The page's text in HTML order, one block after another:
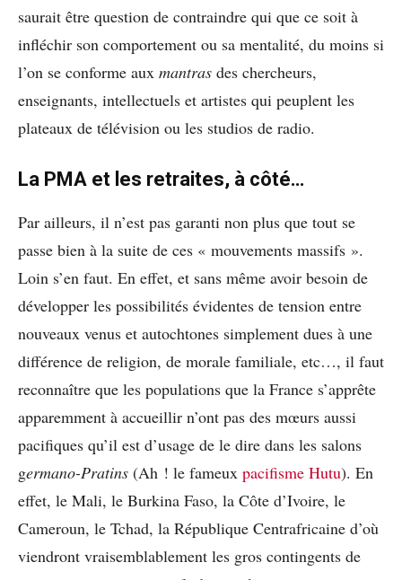
saurait être question de contraindre qui que ce soit à
infléchir son comportement ou sa mentalité, du moins si
l’on se conforme aux mantras des chercheurs,
enseignants, intellectuels et artistes qui peuplent les
plateaux de télévision ou les studios de radio.
La PMA et les retraites, à côté…
Par ailleurs, il n’est pas garanti non plus que tout se
passe bien à la suite de ces « mouvements massifs ».
Loin s’en faut. En effet, et sans même avoir besoin de
développer les possibilités évidentes de tension entre
nouveaux venus et autochtones simplement dues à une
différence de religion, de morale familiale, etc…, il faut
reconnaître que les populations que la France s’apprête
apparemment à accueillir n’ont pas des mœurs aussi
pacifiques qu’il est d’usage de le dire dans les salons
germano-Pratins (Ah ! le fameux pacifisme Hutu). En
effet, le Mali, le Burkina Faso, la Côte d’Ivoire, le
Cameroun, le Tchad, la République Centrafricaine d’où
viendront vraisemblablement les gros contingents de